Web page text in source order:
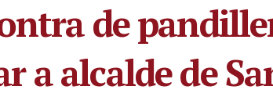
de
a alcalde de